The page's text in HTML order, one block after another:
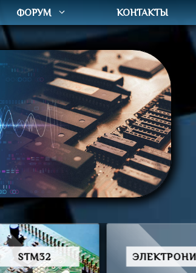
ФОРУМ КОНТАКТЫ
ЭЛЕКТРОНИКА